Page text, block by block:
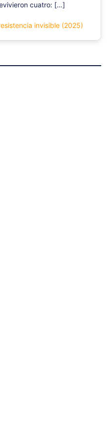
cuatro: […]
invisible (2025)